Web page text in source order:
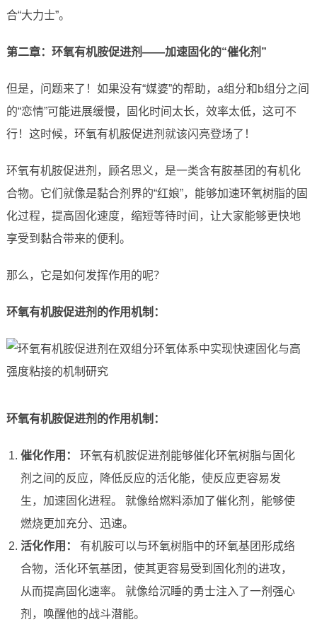
合“大力士”。
第二章：环氧有机胺促进剂——加速固化的“催化剂”
但是，问题来了！如果没有“媒婆”的帮助，a组分和b组分之间
的“恋情”可能进展缓慢，固化时间太长，效率太低，这可不
行！这时候，环氧有机胺促进剂就该闪亮登场了！
环氧有机胺促进剂，顾名思义，是一类含有胺基团的有机化
合物。它们就像是黏合剂界的“红娘”，能够加速环氧树脂的固
化过程，提高固化速度，缩短等待时间，让大家能够更快地
享受到黏合带来的便利。
那么，它是如何发挥作用的呢？
环氧有机胺促进剂的作用机制：
环氧有机胺促进剂的作用机制：
催化作用：
环氧有机胺促进剂能够催化环氧树脂与固化
剂之间的反应，降低反应的活化能，使反应更容易发
生，加速固化进程。 就像给燃料添加了催化剂，能够使
燃烧更加充分、迅速。
活化作用：
有机胺可以与环氧树脂中的环氧基团形成络
合物，活化环氧基团，使其更容易受到固化剂的进攻，
从而提高固化速率。 就像给沉睡的勇士注入了一剂强心
剂，唤醒他的战斗潜能。